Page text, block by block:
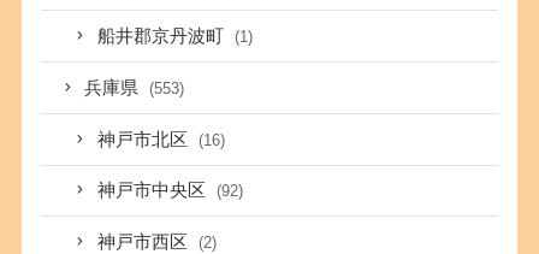
船井郡京丹波町 (1)
兵庫県 (553)
神戸市北区 (16)
神戸市中央区 (92)
神戸市西区 (2)